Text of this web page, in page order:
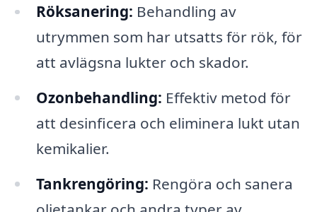
Röksanering: Behandling av
utrymmen som har utsatts för rök, för
att avlägsna lukter och skador.
Ozonbehandling: Effektiv metod för
att desinficera och eliminera lukt utan
kemikalier.
Tankrengöring: Rengöra och sanera